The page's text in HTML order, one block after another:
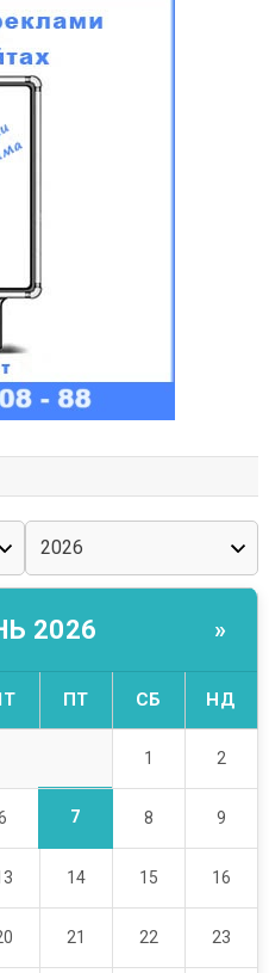
2026 »
ПТ СБ НД
1 2
7 8 9
14 15 16
21 22 23